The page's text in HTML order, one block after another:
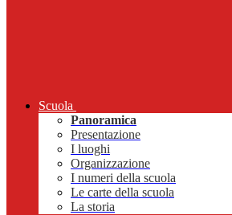
Scuola
Panoramica
Presentazione
I luoghi
Organizzazione
I numeri della scuola
Le carte della scuola
La storia